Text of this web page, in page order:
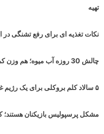
تهیه
نکات تغذیه ای برای رفع تشنگی در
چالش 30 روزه آب میوه؛ هم وزن کم کن و هم بدنت رو سم زدایی کن!
۵ سالاد کلم بروکلی برای یک رژیم غذایی سالم
مشکل پرسپولیس بازیکنان هستند؛